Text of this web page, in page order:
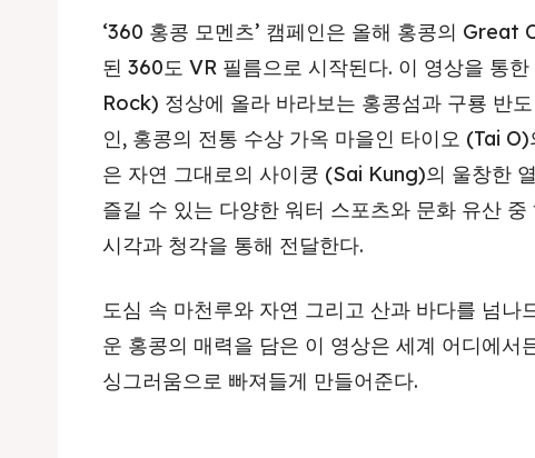
‘360 홍콩 모멘츠’ 캠페인은 올해 홍콩의 Great
된 360도 VR 필름으로 시작된다. 이 영상을 통
Rock) 정상에 올라 바라보는 홍콩섬과 구룡 반
인, 홍콩의 전통 수상 가옥 마을인 타이오 (Tai O)
은 자연 그대로의 사이쿵 (Sai Kung)의 울창한
즐길 수 있는 다양한 워터 스포츠와 문화 유산
시각과 청각을 통해 전달한다.
도심 속 마천루와 자연 그리고 산과 바다를 넘나
운 홍콩의 매력을 담은 이 영상은 세계 어디에서
싱그러움으로 빠져들게 만들어준다.